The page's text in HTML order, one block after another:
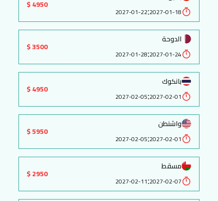
2027-01-18
:
2027-01-22
4950 $
الدوحة
2027-01-24
:
2027-01-28
3500 $
بانكوك
2027-02-01
:
2027-02-05
4950 $
واشنطن
2027-02-01
:
2027-02-05
5950 $
مسقط
2027-02-07
:
2027-02-11
2950 $